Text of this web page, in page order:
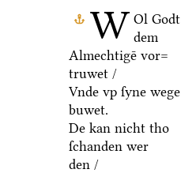
W Ol Godt
dem
Almechtigē vor=
truwet /
Vnde vp ſyne wege
buwet.
De kan nicht tho
ſchanden wer
den /